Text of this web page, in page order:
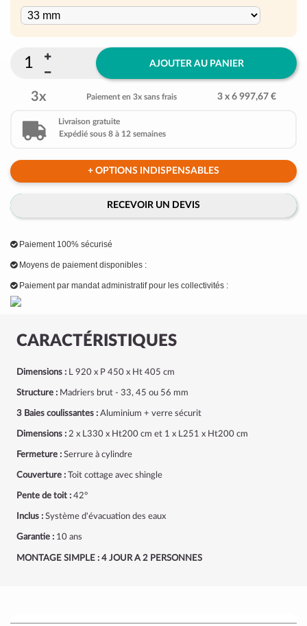
CARACTÉRISTIQUES
Dimensions : L 920 x P 450 x Ht 405 cm
Structure : Madriers brut - 33, 45 ou 56 mm
3 Baies coulissantes : Aluminium + verre sécurit
Dimensions : 2 x L330 x Ht200 cm et 1 x L251 x Ht200 cm
Fermeture : Serrure à cylindre
Couverture : Toit cottage avec shingle
Pente de toit : 42°
Inclus : Système d'évacuation des eaux
Garantie : 10 ans
MONTAGE SIMPLE : 4 JOUR A 2 PERSONNES
AJOUTER AU PANIER
3x Paiement en 3x sans frais 3 x 6 997,67 €
Livraison gratuite
Expédié sous 8 à 12 semaines
+ OPTIONS INDISPENSABLES
RECEVOIR UN DEVIS
Paiement 100% sécurisé
Moyens de paiement disponibles :
Paiement par mandat administratif pour les collectivités :